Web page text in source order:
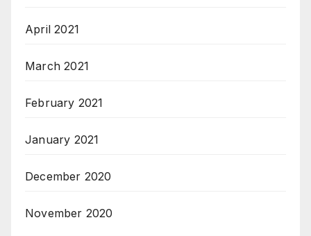
April 2021
March 2021
February 2021
January 2021
December 2020
November 2020